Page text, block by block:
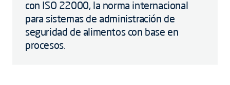
con ISO 22000, la norma internacional
para sistemas de administración de
seguridad de alimentos con base en
procesos.